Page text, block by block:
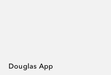
Douglas App